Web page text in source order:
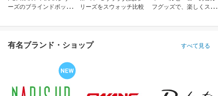
ーズのブラインドボック
リーズをスウォッチ比較
フグッズで、楽しくスコ
有名ブランド・ショップ すべて見る